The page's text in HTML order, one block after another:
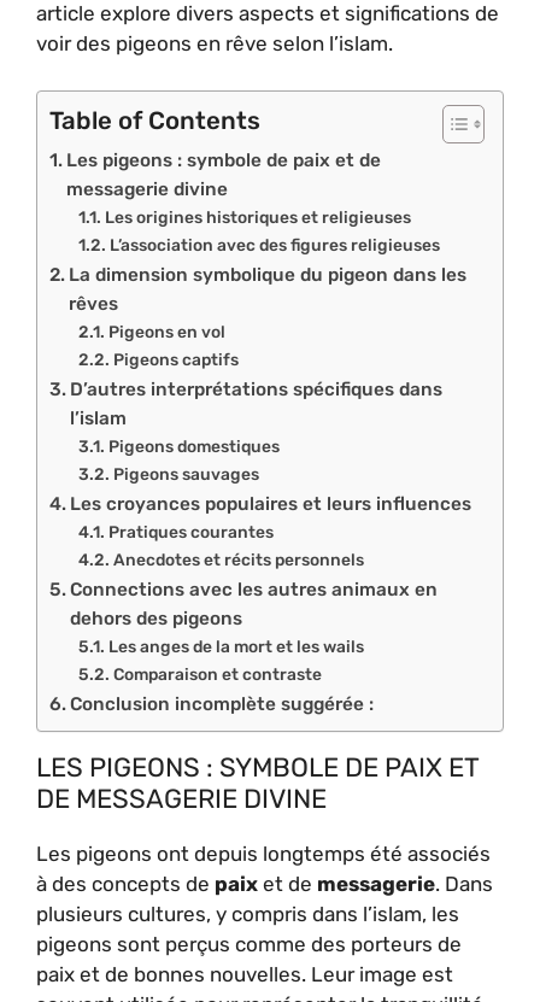
article explore divers aspects et significations de
voir des pigeons en rêve selon l’islam.
Table of Contents
Les pigeons : symbole de paix et de
messagerie divine
Les origines historiques et religieuses
L’association avec des figures religieuses
La dimension symbolique du pigeon dans les
rêves
Pigeons en vol
Pigeons captifs
D’autres interprétations spécifiques dans
l’islam
Pigeons domestiques
Pigeons sauvages
Les croyances populaires et leurs influences
Pratiques courantes
Anecdotes et récits personnels
Connections avec les autres animaux en
dehors des pigeons
Les anges de la mort et les wails
Comparaison et contraste
Conclusion incomplète suggérée :
LES PIGEONS : SYMBOLE DE PAIX ET
DE MESSAGERIE DIVINE
Les pigeons ont depuis longtemps été associés
à des concepts de paix et de messagerie. Dans
plusieurs cultures, y compris dans l’islam, les
pigeons sont perçus comme des porteurs de
paix et de bonnes nouvelles. Leur image est